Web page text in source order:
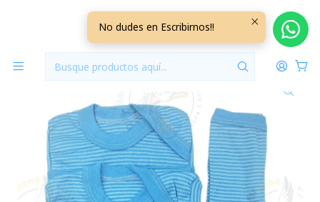
Ajuares 3/6 Meses Lisos/Rayados
Ajuar 4 Piezas Liso Talla 3/6 Meses Calipso Oscuro
Rayado
No dudes en Escribirnos!!